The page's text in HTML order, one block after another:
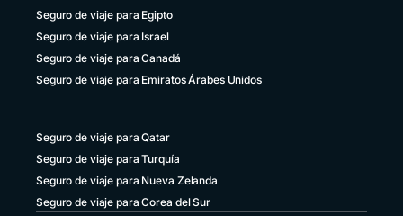
Seguro de viaje para Egipto
Seguro de viaje para Israel
Seguro de viaje para Canadá
Seguro de viaje para Emiratos Árabes Unidos
Seguro de viaje para Qatar
Seguro de viaje para Turquía
Seguro de viaje para Nueva Zelanda
Seguro de viaje para Corea del Sur